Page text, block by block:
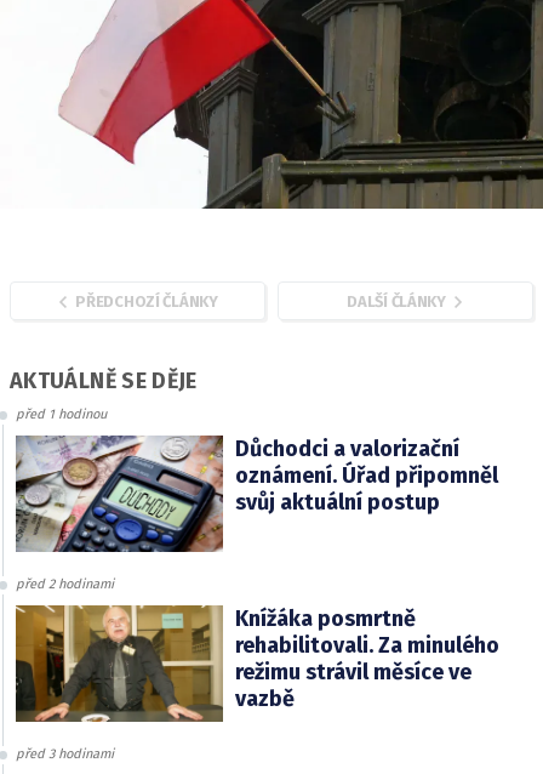
PŘEDCHOZÍ ČLÁNKY DALŠÍ ČLÁNKY
AKTUÁLNĚ SE DĚJE
před 1 hodinou
Důchodci a valorizační
oznámení. Úřad připomněl
svůj aktuální postup
před 2 hodinami
Knížáka posmrtně
rehabilitovali. Za minulého
režimu strávil měsíce ve
vazbě
před 3 hodinami